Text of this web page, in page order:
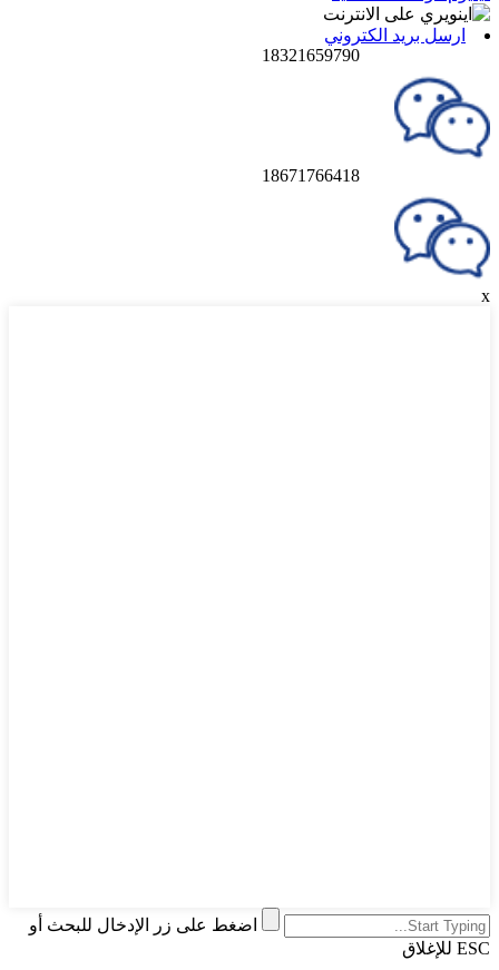
ارسل بريد الكتروني
18321659790
18671766418
x
اضغط على زر الإدخال للبحث أو
ESC للإغلاق